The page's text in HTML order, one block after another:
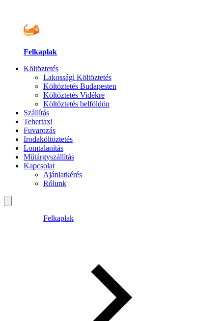
Felkaplak
Költöztetés
Lakossági Költöztetés
Költöztetés Budapesten
Költöztetés Vidékre
Költöztetés belföldön
Szállítás
Tehertaxi
Fuvarozás
Irodaköltöztetés
Lomtalanítás
Műtárgyszállítás
Kapcsolat
Ajánlatkérés
Rólunk
Felkaplak